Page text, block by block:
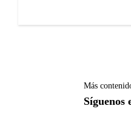
Más
Síguenos